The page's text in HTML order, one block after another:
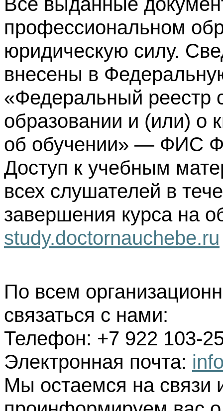
профессиональном
юридическую силу.
внесены в
«Федеральный реестр
образовании и (или) о
об обучении» — ФИС
Доступ к учебным
всех слушателей в
завершения курса на
study.doctornauchebe.ru
По всем
связаться с нами:
Телефон: +7 922 103-
Электронная почта:
Мы остаемся на связи